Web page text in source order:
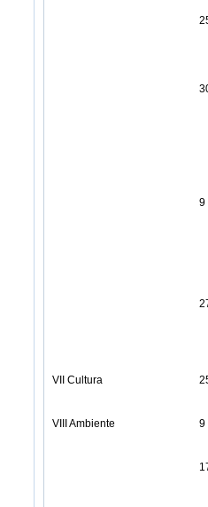
9
VII Cultura
VIII Ambiente 9